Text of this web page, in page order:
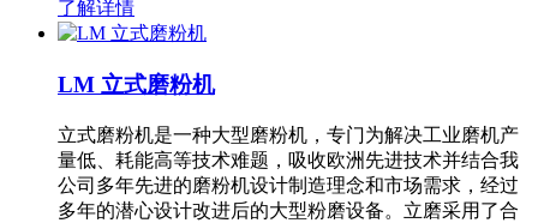
了解详情
LM 立式磨粉机
立式磨粉机是一种大型磨粉机，专门为解决工业磨机产
量低、耗能高等技术难题，吸收欧洲先进技术并结合我
公司多年先进的磨粉机设计制造理念和市场需求，经过
多年的潜心设计改进后的大型粉磨设备。立磨采用了合